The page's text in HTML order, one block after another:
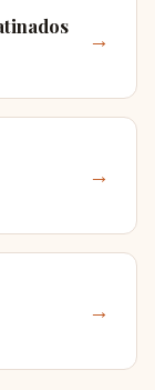
→
→
→